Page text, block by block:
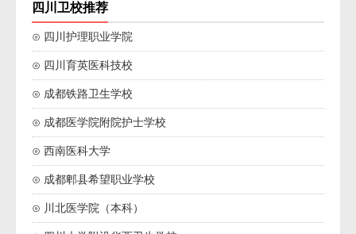
四川卫校推荐
⊙ 四川护理职业学院
⊙ 四川育英医科技校
⊙ 成都铁路卫生学校
⊙ 成都医学院附院护士学校
⊙ 西南医科大学
⊙ 成都郫县希望职业学校
⊙ 川北医学院（本科）